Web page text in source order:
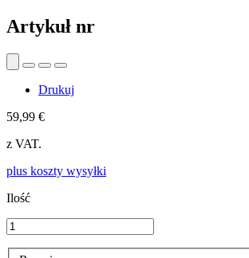
Artykuł nr
Drukuj
59,99 €
z VAT.
plus koszty wysyłki
Ilość